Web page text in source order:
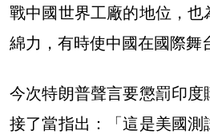
戰中國世界工廠的地位，也
綿力，有時使中國在國際舞
今次特朗普聲言要懲罰印
接了當指出：「這是美國